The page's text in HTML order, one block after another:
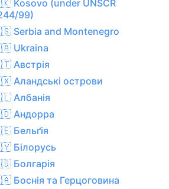
Kosovo (under UNSCR
99)
Serbia and Montenegro
Ukraina
Австрія
Аландські острови
Албанія
Андорра
Бельґія
Білорусь
Болгарія
Боснія та Герцоговина